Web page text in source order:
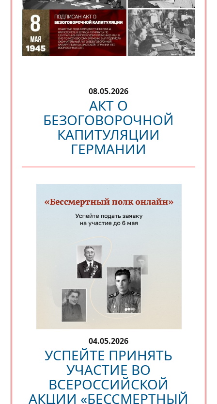
08.05.2026
АКТ О
БЕЗОГОВОРОЧНОЙ
КАПИТУЛЯЦИИ
ГЕРМАНИИ
04.05.2026
УСПЕЙТЕ ПРИНЯТЬ
УЧАСТИЕ ВО
ВСЕРОССИЙСКОЙ
АКЦИИ «БЕССМЕРТНЫЙ